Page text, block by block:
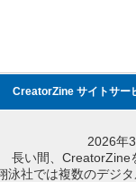
CreatorZine サイトサー
2026年
長い間、CreatorZine
泳社では複数のデジ